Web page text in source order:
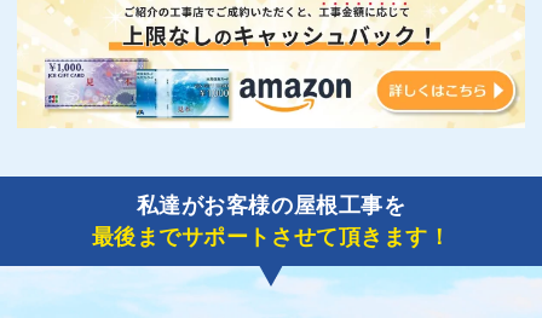
私達がお客様の屋根工事を
最後までサポートさせて頂きます！